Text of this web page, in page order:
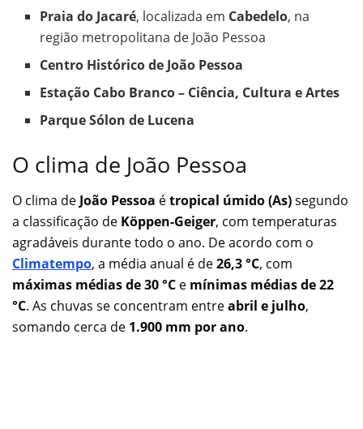
Praia do Jacaré, localizada em Cabedelo, na
região metropolitana de João Pessoa
Centro Histórico de João Pessoa
Estação Cabo Branco – Ciência, Cultura e Artes
Parque Sólon de Lucena
O clima de João Pessoa
O clima de João Pessoa étropical úmido (As)segundo
a classificação de Köppen-Geiger, com temperaturas
agradáveis durante todo o ano. De acordo com o
Climatempo, a média anual é de26,3 °C, com
máximas médias de 30 °C e mínimas médias de 22
°C. As chuvas se concentram entreabril e julho,
somando cerca de 1.900 mm por ano.